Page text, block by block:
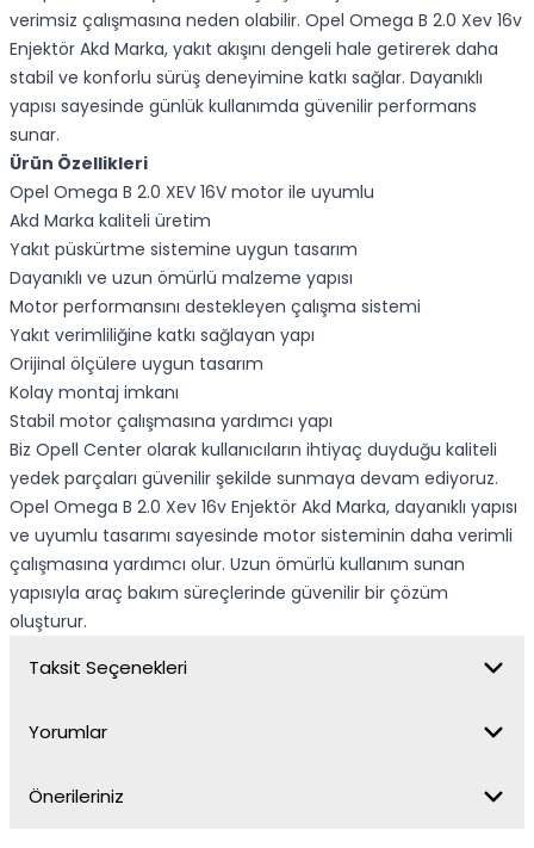
verimsiz çalışmasına neden olabilir. Opel Omega B 2.0 Xev 16v
Enjektör Akd Marka, yakıt akışını dengeli hale getirerek daha
stabil ve konforlu sürüş deneyimine katkı sağlar. Dayanıklı
yapısı sayesinde günlük kullanımda güvenilir performans
sunar.
Ürün Özellikleri
Opel Omega B 2.0 XEV 16V motor ile uyumlu
Akd Marka kaliteli üretim
Yakıt püskürtme sistemine uygun tasarım
Dayanıklı ve uzun ömürlü malzeme yapısı
Motor performansını destekleyen çalışma sistemi
Yakıt verimliliğine katkı sağlayan yapı
Orijinal ölçülere uygun tasarım
Kolay montaj imkanı
Stabil motor çalışmasına yardımcı yapı
Biz Opell Center olarak kullanıcıların ihtiyaç duyduğu kaliteli
yedek parçaları güvenilir şekilde sunmaya devam ediyoruz.
Opel Omega B 2.0 Xev 16v Enjektör Akd Marka, dayanıklı yapısı
ve uyumlu tasarımı sayesinde motor sisteminin daha verimli
çalışmasına yardımcı olur. Uzun ömürlü kullanım sunan
yapısıyla araç bakım süreçlerinde güvenilir bir çözüm
oluşturur.
Taksit Seçenekleri
Yorumlar
Önerileriniz